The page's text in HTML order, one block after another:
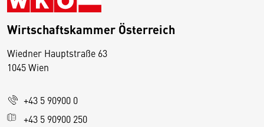
Wirtschaftskammer Österreich
Wiedner Hauptstraße 63
1045 Wien
+43 5 90900 0
+43 5 90900 250
D
s
e